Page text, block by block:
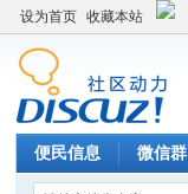
设为首页 收藏本站
便民信息 微信群